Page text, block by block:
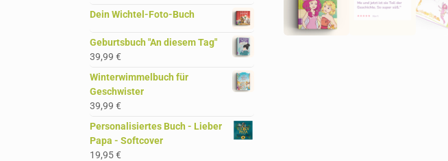
Dein Wichtel-Foto-Buch
Geburtsbuch "An diesem Tag"
39,99 €
Winterwimmelbuch für
Geschwister
39,99 €
Personalisiertes Buch - Lieber
Papa - Softcover
19,95€